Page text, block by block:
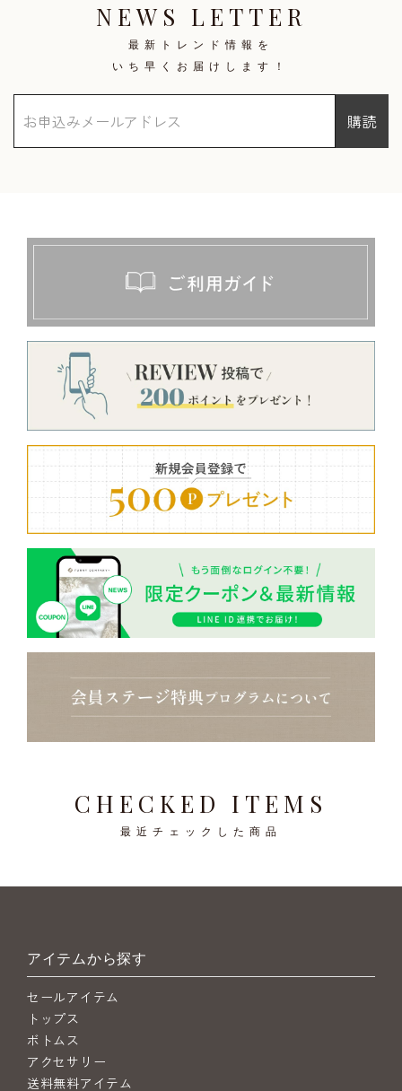
NEWS LETTER
最新トレンド情報を
いち早くお届けします！
CHECKED ITEMS
最近チェックした商品
アイテムから探す
セールアイテム
トップス
ボトムス
アクセサリー
送料無料アイテム